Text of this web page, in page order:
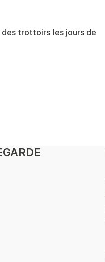
des trottoirs les jours de